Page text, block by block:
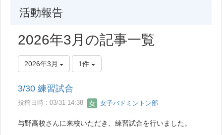
活動報告
2026年3月の記事一覧
2026年3月 1件
3/30 練習試合
投稿日時 : 03/31 14:38 女子バドミントン部
与野高校さんに来校いただき、練習試合を行いました。